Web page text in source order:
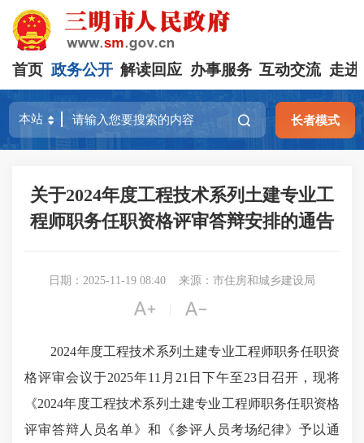
首页 政务公开 解读回应 办事服务 互动交流 走进
长者模式
关于2024年度工程技术系列土建专业工
程师职务任职资格评审答辩安排的通告
日期：2025-11-19 08:40 来源：市住房和城乡建设局
 
2024年度工程技术系列土建专业工程师职务任职资
格评审会议于2025年11月21日下午至23日召开，现将
《2024年度工程技术系列土建专业工程师职务任职资格
评审答辩人员名单》和《参评人员考场纪律》予以通